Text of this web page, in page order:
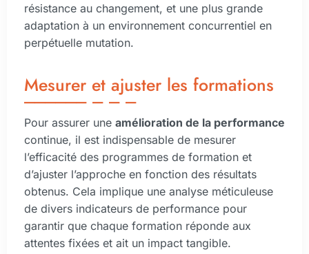
résistance au changement, et une plus grande
adaptation à un environnement concurrentiel en
perpétuelle mutation.
Mesurer et ajuster les formations
Pour assurer une amélioration de la performance
continue, il est indispensable de mesurer
l’efficacité des programmes de formation et
d’ajuster l’approche en fonction des résultats
obtenus. Cela implique une analyse méticuleuse
de divers indicateurs de performance pour
garantir que chaque formation réponde aux
attentes fixées et ait un impact tangible.